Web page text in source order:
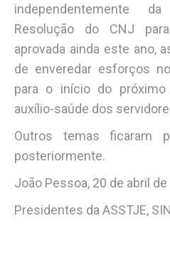
independentemente
Resolução do CNJ
aprovada ainda este ano,
de enveredar esforços
para o início do
auxílio-saúde dos
Outros temas ficaram
posteriormente.
João Pessoa, 20 de abril de
Presidentes da ASSTJE,